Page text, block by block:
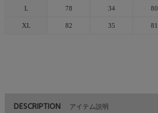
L 78 34 80
XL 82 35 81
DESCRIPTION アイテム説明